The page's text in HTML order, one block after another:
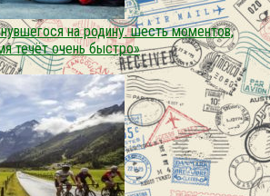
на родину. шесть моментов,
течёт очень быстро»